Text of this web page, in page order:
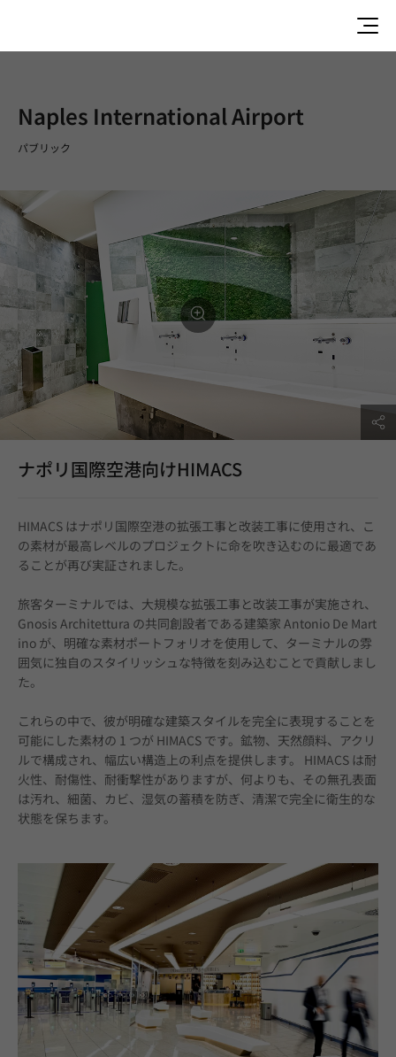
Naples International Airport
パブリック
ナポリ国際空港向けHIMACS
HIMACS はナポリ国際空港の拡張工事と改装工事に使用され、こ
の素材が最高レベルのプロジェクトに命を吹き込むのに最適であ
ることが再び実証されました。
旅客ターミナルでは、大規模な拡張工事と改装工事が実施され、
Gnosis Architettura の共同創設者である建築家 Antonio De Mart
ino が、明確な素材ポートフォリオを使用して、ターミナルの雰
囲気に独自のスタイリッシュな特徴を刻み込むことで貢献しまし
た。
これらの中で、彼が明確な建築スタイルを完全に表現することを
可能にした素材の 1 つが HIMACS です。鉱物、天然顔料、アクリ
ルで構成され、幅広い構造上の利点を提供します。 HIMACS は耐
火性、耐傷性、耐衝撃性がありますが、何よりも、その無孔表面
は汚れ、細菌、カビ、湿気の蓄積を防ぎ、清潔で完全に衛生的な
状態を保ちます。